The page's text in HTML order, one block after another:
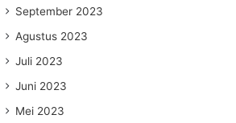
September 2023
Agustus 2023
Juli 2023
Juni 2023
Mei 2023